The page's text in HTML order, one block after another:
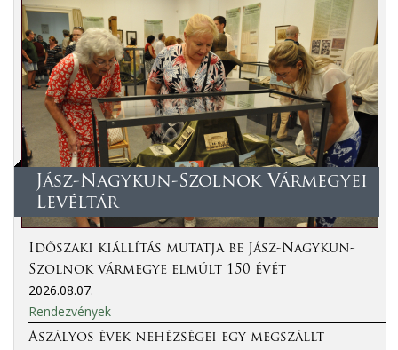
Jász-Nagykun-Szolnok Vármegyei
Levéltár
Időszaki kiállítás mutatja be Jász-Nagykun-
Szolnok vármegye elmúlt 150 évét
2026.08.07.
Rendezvények
Aszályos évek nehézségei egy megszállt